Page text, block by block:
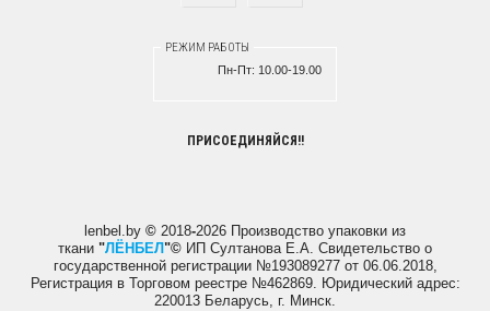
РЕЖИМ РАБОТЫ
Пн-Пт: 10.00-19.00
ПРИСОЕДИНЯЙСЯ!!
lenbel.by © 2018-2026 Производство упаковки из
ткани "ЛЁНБЕЛ"© ИП Султанова Е.А. Свидетельство о
государственной регистрации №193089277 от 06.06.2018,
Регистрация в Торговом реестре №462869. Юридический адрес:
220013 Беларусь, г. Минск.